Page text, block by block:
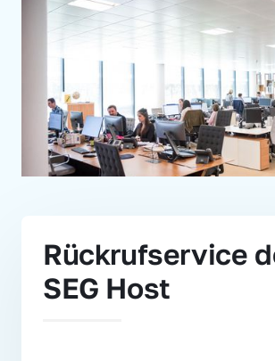
Rückrufservice
SEG Host